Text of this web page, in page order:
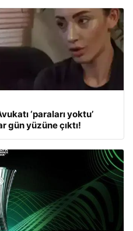
‘paraları yoktu’
gün yüzüne çıktı!